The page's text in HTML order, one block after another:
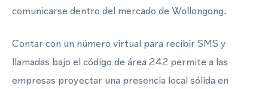
comunicarse dentro del mercado de Wollongong.
Contar con un número virtual para recibir SMS y
llamadas bajo el código de área 242 permite a las
empresas proyectar una presencia local sólida en